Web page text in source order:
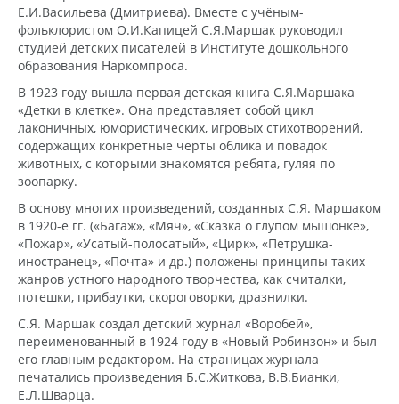
Е.И.Васильева (Дмитриева). Вместе с учёным-
фольклористом О.И.Капицей С.Я.Маршак руководил
студией детских писателей в Институте дошкольного
образования Наркомпроса.
В 1923 году вышла первая детская книга С.Я.Маршака
«Детки в клетке». Она представляет собой цикл
лаконичных, юмористических, игровых стихотворений,
содержащих конкретные черты облика и повадок
животных, с которыми знакомятся ребята, гуляя по
зоопарку.
В основу многих произведений, созданных С.Я. Маршаком
в 1920-е гг. («Багаж», «Мяч», «Сказка о глупом мышонке»,
«Пожар», «Усатый-полосатый», «Цирк», «Петрушка-
иностранец», «Почта» и др.) положены принципы таких
жанров устного народного творчества, как считалки,
потешки, прибаутки, скороговорки, дразнилки.
С.Я. Маршак создал детский журнал «Воробей»,
переименованный в 1924 году в «Новый Робинзон» и был
его главным редактором. На страницах журнала
печатались произведения Б.С.Житкова, В.В.Бианки,
Е.Л.Шварца.